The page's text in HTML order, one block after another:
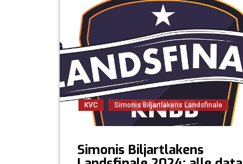
KVC Simonis Biljartlakens Landsfinale
Simonis Biljartlakens